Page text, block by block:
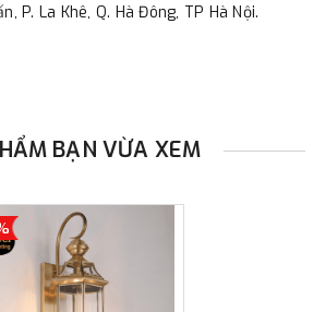
P. La Khê, Q. Hà Đông, TP Hà Nội.
BẠN VỪA XEM